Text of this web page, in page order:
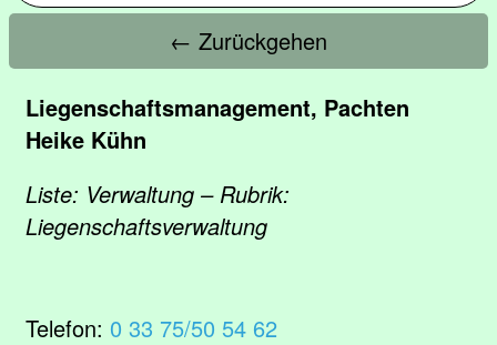
← Zurückgehen
Liegenschaftsmanagement, Pachten
Heike Kühn
Liste: Verwaltung – Rubrik:
Liegenschaftsverwaltung
Telefon: 0 33 75/50 54 62